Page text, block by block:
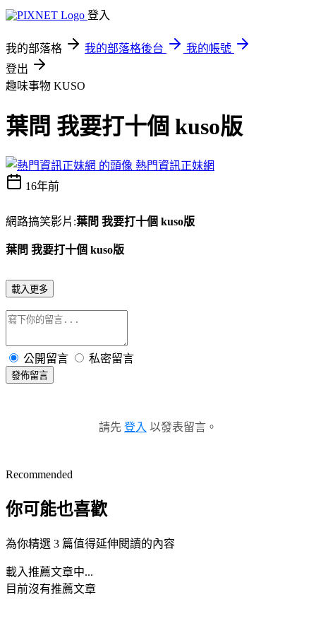
登入
我的部落格 我的部落格後台
我的帳號
登出
趣味事物 KUSO
葉問 我要打十個 kuso版
熱門資訊正妹網
16年前
網路搞笑影片:葉問 我要打十個 kuso版
葉問 我要打十個 kuso版
載入更多
公開留言 私密留言
發佈留言
請先 登入 以發表留言。
Recommended
你可能也喜歡
為你精選 3 篇值得延伸閱讀的內容
載入推薦文章中...
目前沒有推薦文章